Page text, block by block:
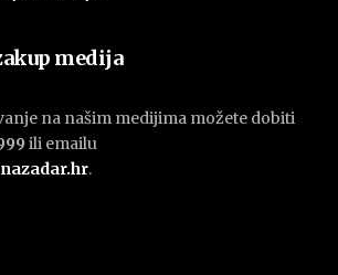
medija
na našim medijima možete dobiti
ili emailu
.